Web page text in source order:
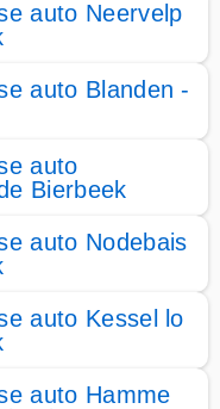
auto Neervelp
auto Blanden -
auto
Bierbeek
auto Nodebais
auto Kessel lo
auto Hamme